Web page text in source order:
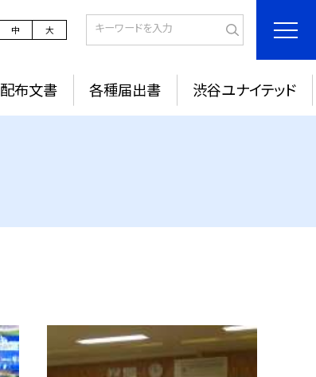
中 大
配布文書 各種届出書 渋谷ユナイテッド